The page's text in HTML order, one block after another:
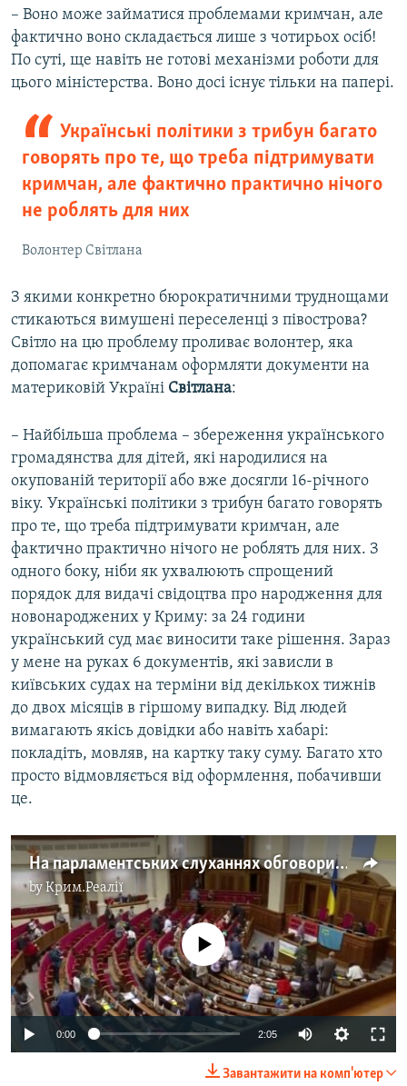
– Воно може займатися проблемами кримчан, але
фактично воно складається лише з чотирьох осіб!
По суті, ще навіть не готові механізми роботи для
цього міністерства. Воно досі існує тільки на папері.
Українські політики з трибун багато
говорять про те, що треба підтримувати
кримчан, але фактично практично нічого
не роблять для них
Волонтер Світлана
З якими конкретно бюрократичними труднощами
стикаються вимушені переселенці з півострова?
Світло на цю проблему проливає волонтер, яка
допомагає кримчанам оформляти документи на
материковій Україні Світлана:
– Найбільша проблема – збереження українського
громадянства для дітей, які народилися на
окупованій території або вже досягли 16-річного
віку. Українські політики з трибун багато говорять
про те, що треба підтримувати кримчан, але
фактично практично нічого не роблять для них. З
одного боку, ніби як ухвалюють спрощений
порядок для видачі свідоцтва про народження для
новонароджених у Криму: за 24 години
український суд має виносити таке рішення. Зараз
у мене на руках 6 документів, які зависли в
київських судах на терміни від декількох тижнів
до двох місяців в гіршому випадку. Від людей
вимагають якісь довідки або навіть хабарі:
покладіть, мовляв, на картку таку суму. Багато хто
просто відмовляється від оформлення, побачивши
це.
На парламентських слуханнях обговорили Крим (відео)
byКрим.Реалії
No media source currently available
0:00 2:05
Завантажити на комп'ютер